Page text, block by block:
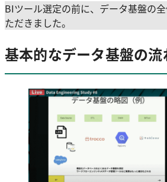
BIツール選定の前に、データ基盤の
ただきました。
基本的なデータ基盤の流